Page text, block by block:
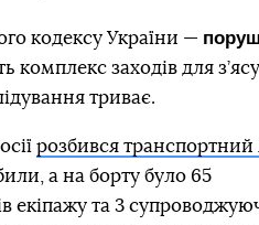
кодексу України —
комплекс заходів для
триває.
розбився транспортний
а на борту було 65
екіпажу та 3